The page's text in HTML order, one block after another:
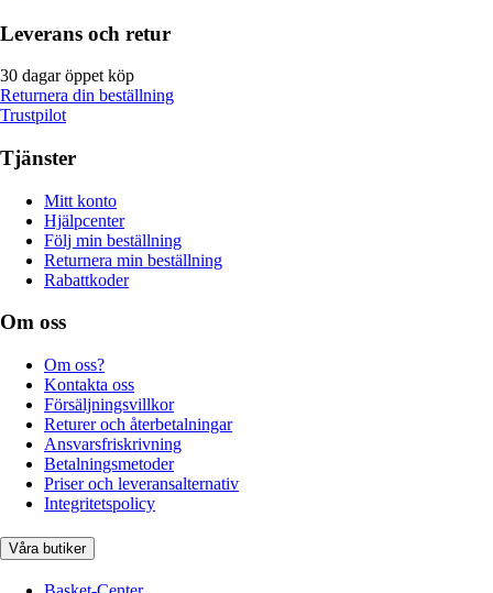
Leverans och retur
30 dagar öppet köp
Returnera din beställning
Trustpilot
Tjänster
Mitt konto
Hjälpcenter
Följ min beställning
Returnera min beställning
Rabattkoder
Om oss
Om oss?
Kontakta oss
Försäljningsvillkor
Returer och återbetalningar
Ansvarsfriskrivning
Betalningsmetoder
Priser och leveransalternativ
Integritetspolicy
Våra butiker